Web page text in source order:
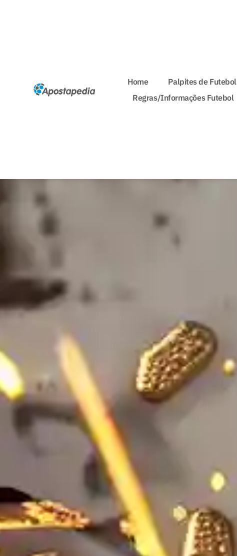
Home Palpites de Futebol
Regras/Informações Futebol